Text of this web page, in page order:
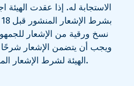
الاستجابة له. إذا عقدت الهيئة
نسخ ورقية من الإشعار
ويجب أن يتضمن الإشعار شرحًا
الهيئة لشرط الإشعار المنشور قبل 18 ساعة.